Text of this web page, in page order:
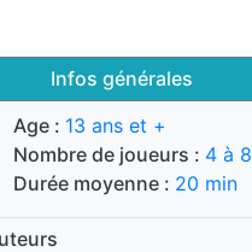
Infos générales
Age : 13 ans et +
Nombre de joueurs : 4 à 8
Durée moyenne : 20 min